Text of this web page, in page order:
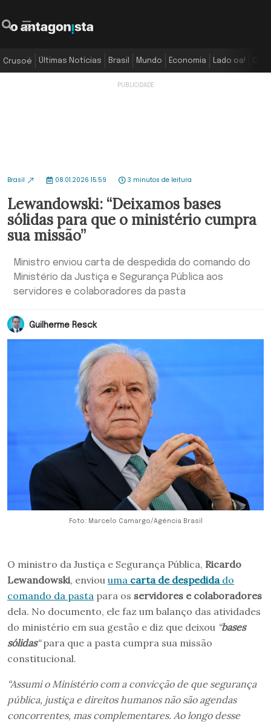
Crusoé Últimas Notícias Brasil Mundo Economia Lado oa!
Brasil 08.01.2026 15:59 3 minutos de leitura
Lewandowski: “Deixamos bases
sólidas para que o ministério cumpra
sua missão”
Ministro enviou carta de despedida do comando do
Ministério da Justiça e Segurança Pública aos
servidores e colaboradores da pasta
Guilherme Resck
Foto: Marcelo Camargo/Agência Brasil
O ministro da Justiça e Segurança Pública, Ricardo
Lewandowski, enviou uma carta de despedidado
comando da pasta para os servidores e colaboradores
dela. No documento, ele faz um balanço das atividades
do ministério em sua gestão e diz que deixou “bases
sólidas“para que a pasta cumpra sua missão
constitucional.
“Assumi o Ministério com a convicção de que segurança
pública, justiça e direitos humanos não são agendas
concorrentes, mas complementares. Ao longo desse